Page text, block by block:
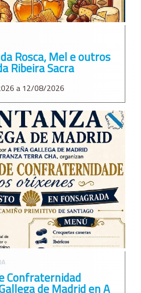
Rosca, Mel e outros
Ribeira Sacra
a 12/08/2026
Confraternidad
de Madrid en A